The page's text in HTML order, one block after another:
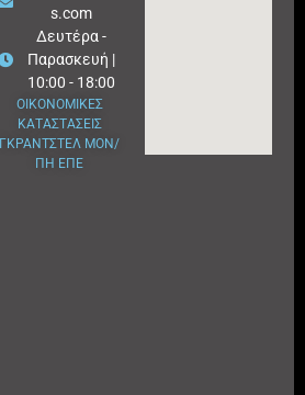
s.com
Δευτέρα -
Παρασκευή |
10:00 - 18:00
ΟΙΚΟΝΟΜΙΚΕΣ
ΚΑΤΑΣΤΑΣΕΙΣ
ΓΚΡΑΝΤΣΤΕΛ ΜΟΝ/
ΠΗ ΕΠΕ